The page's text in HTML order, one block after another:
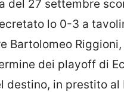
del 27 settembre
lo 0-3 a
Bartolomeo
dei playoff di
destino, in prestito al